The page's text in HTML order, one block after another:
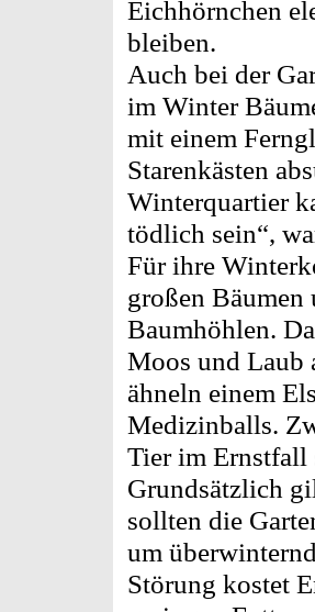
Eichhörnchen
bleiben.
Auch bei der
im Winter
mit einem
Starenkästen
Winterquartier
tödlich sein“,
Für ihre
großen Bäumen
Baumhöhlen.
Moos und Laub
ähneln einem
Medizinballs.
Tier im Ernstfall
Grundsätzlich
sollten die
um
Störung kostet